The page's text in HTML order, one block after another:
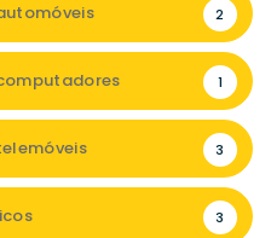
2
1
3
3